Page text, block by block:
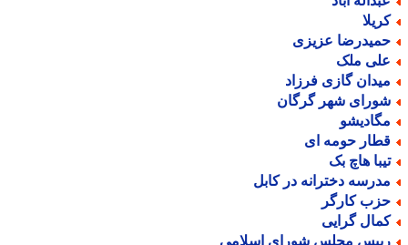
عزیزی
ملک
گازی فرزاد
شهر گرگان
حومه ای
هاچ بک
دخترانه در کابل
کارگر
گرایی
مجلس شورای اسلامی